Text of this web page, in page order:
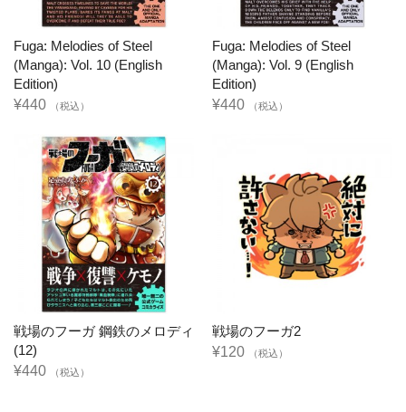
Fuga: Melodies of Steel
(Manga): Vol. 10 (English
Edition)
¥440
（税込）
Fuga: Melodies of Steel
(Manga): Vol. 9 (English
Edition)
¥440
（税込）
戦場のフーガ 鋼鉄のメロディ
(12)
¥440
（税込）
戦場のフーガ2
¥120
（税込）